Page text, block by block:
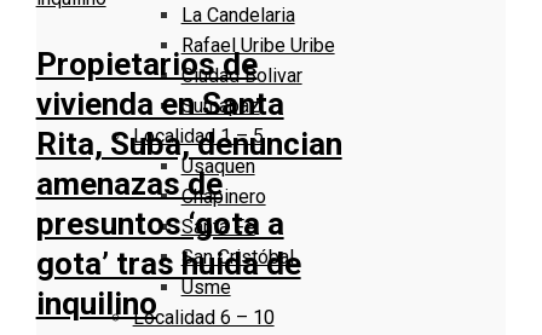
La Candelaria
Rafael Uribe Uribe
Ciudad Bolivar
Sumapaz
Localidad 1 – 5
Usaquen
Chapinero
Santa Fe
San Cristóbal
Usme
Localidad 6 – 10
Propietarios de
vivienda en Santa
Rita, Suba, denuncian
amenazas de
presuntos ‘gota a
gota’ tras huida de
inquilino